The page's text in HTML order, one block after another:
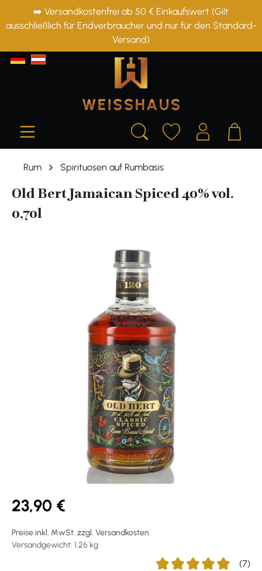
springen
➡️ Versandkostenfrei ab 50 € Einkaufswert (Gilt
ausschließlich für Endverbraucher und nur für den Standard-
Versand)
Rum Spirituosen auf Rumbasis
Old Bert Jamaican Spiced 40% vol.
0,70l
Bildergalerie überspringen
23,90 €
Preise inkl. MwSt. zzgl. Versandkosten
Versandgewicht: 1.26 kg
(7)